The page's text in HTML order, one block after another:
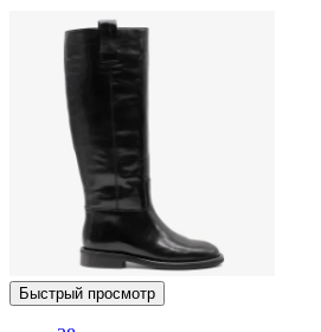
Быстрый просмотр